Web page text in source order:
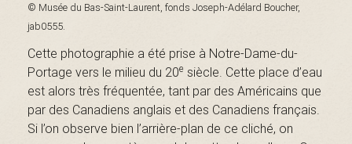
© Musée du Bas-Saint-Laurent, fonds Joseph-Adélard Boucher,
jab0555.
Cette photographie a été prise à Notre-Dame-du-
Portage vers le milieu du 20e siècle. Cette place d’eau
est alors très fréquentée, tant par des Américains que
par des Canadiens anglais et des Canadiens français.
Si l’on observe bien l’arrière-plan de ce cliché, on